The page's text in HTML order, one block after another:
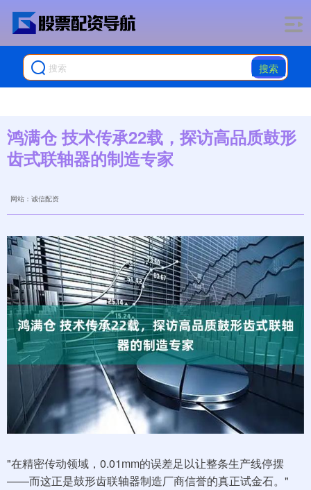
搜索
鸿满仓 技术传承22载，探访高品质鼓形
齿式联轴器的制造专家
网站：诚信配资
"在精密传动领域，0.01mm的误差足以让整条生产线停摆
——而这正是鼓形齿联轴器制造厂商信誉的真正试金石。"